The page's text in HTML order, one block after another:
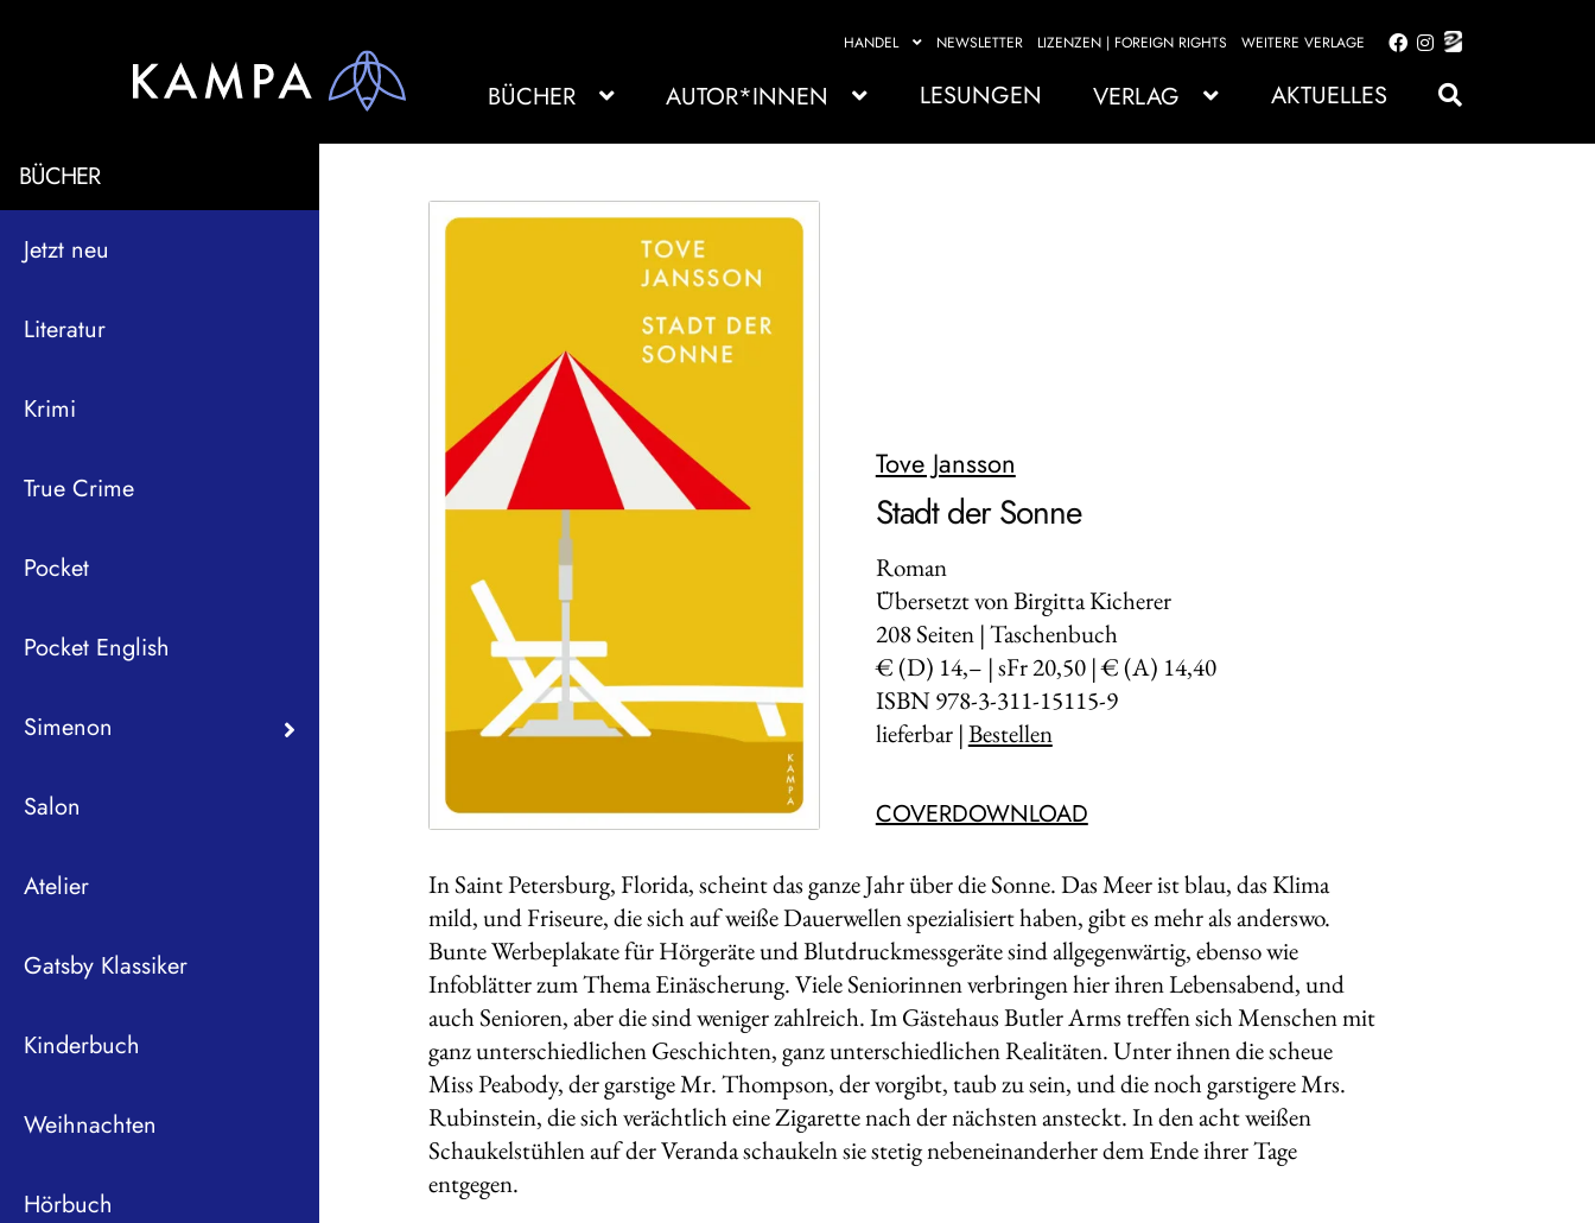
HANDEL NEWSLETTER LIZENZEN | FOREIGN RIGHTS WEITERE VERLAGE
Zur
springen
Zum
springen
BÜCHER AUTOR*INNEN LESUNGEN VERLAG AKTUELLES
BÜCHER
Jetzt neu
Literatur
Krimi
True Crime
Pocket
Pocket English
Simenon
Salon
Atelier
Gatsby Klassiker
Kinderbuch
Weihnachten
Hörbuch
Tove Jansson
Stadt der Sonne
Roman
Übersetzt von Birgitta Kicherer
208Seiten | Taschenbuch
€ (D) 14,– | sFr 20,50 | € (A) 14,40
ISBN 978-3-311-15115-9
lieferbar |Bestellen
COVERDOWNLOAD
In Saint Petersburg, Florida, scheint das ganze Jahr über die Sonne. Das Meer ist blau, das Klima
mild, und Friseure, die sich auf weiße Dauerwellen spezialisiert haben, gibt es mehr als anderswo.
Bunte Werbeplakate für Hörgeräte und Blutdruckmessgeräte sind allgegenwärtig, ebenso wie
Infoblätter zum Thema Einäscherung. Viele Seniorinnen verbringen hier ihren Lebensabend, und
auch Senioren, aber die sind weniger zahlreich. Im Gästehaus Butler Arms treffen sich Menschen mit
ganz unterschiedlichen Geschichten, ganz unterschiedlichen Realitäten. Unter ihnen die scheue
Miss Peabody, der garstige Mr. Thompson, der vorgibt, taub zu sein, und die noch garstigere Mrs.
Rubinstein, die sich verächtlich eine Zigarette nach der nächsten ansteckt. In den acht weißen
Schaukelstühlen auf der Veranda schaukeln sie stetig nebeneinanderher dem Ende ihrer Tage
entgegen.